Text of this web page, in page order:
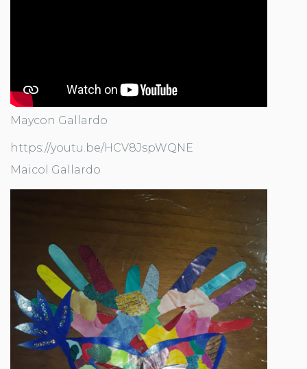
Maycon Gallardo
https://youtu.be/HCV8JspWQNE
Maicol Gallardo